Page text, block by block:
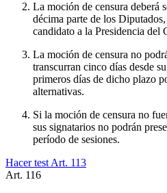
La moción de censura deberá
décima parte de los
candidato a la Presidencia del
La moción de censura no
transcurran cinco días desde
primeros días de dicho plazo
alternativas.
Si la moción de censura no
sus signatarios no podrán
período de sesiones.
Hacer test Art. 113
Art. 116